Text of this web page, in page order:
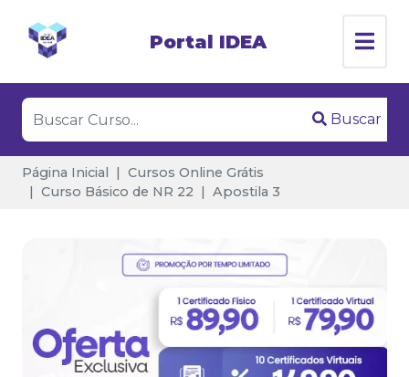
Portal IDEA
Buscar
Página Inicial
Cursos Online Grátis
Curso Básico de NR 22
Apostila 3